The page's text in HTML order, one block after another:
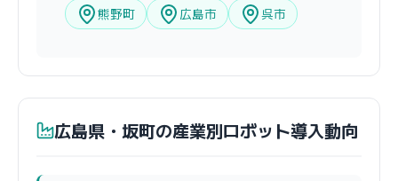
熊野町
広島市 呉市
広島県・坂町の産業別ロボット導入動向